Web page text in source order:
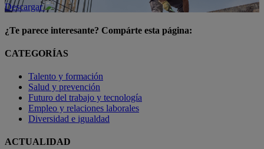
Descargar
¿Te parece interesante? Compárte esta página:
CATEGORÍAS
Talento y formación
Salud y prevención
Futuro del trabajo y tecnología
Empleo y relaciones laborales
Diversidad e igualdad
ACTUALIDAD